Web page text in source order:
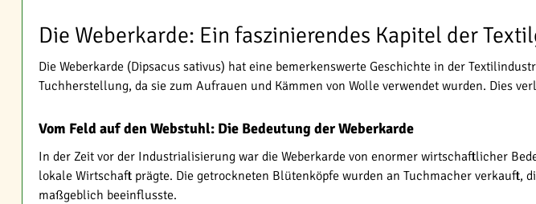
Die Weberkarde: Ein faszinierendes Kapitel der
Die Weberkarde (Dipsacus sativus) hat eine bemerkenswerte Geschichte in der
Tuchherstellung, da sie zum Aufrauen und Kämmen von Wolle verwendet wurden. Dies
Vom Feld auf den Webstuhl: Die Bedeutung der Weberkarde
In der Zeit vor der Industrialisierung war die Weberkarde von enormer wirtschaftlicher
lokale Wirtschaft prägte. Die getrockneten Blütenköpfe wurden an Tuchmacher verkauft,
maßgeblich beeinflusste.